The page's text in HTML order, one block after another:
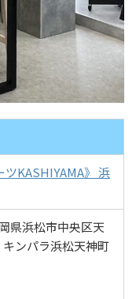
ツKASHIYAMA》 浜
県浜松市中央区天
ンパラ浜松天神町